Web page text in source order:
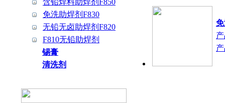
含铅焊料助焊剂F850
免洗助焊剂F830
无铅无卤助焊剂F820
F810无铅助焊剂
锡膏
清洗剂